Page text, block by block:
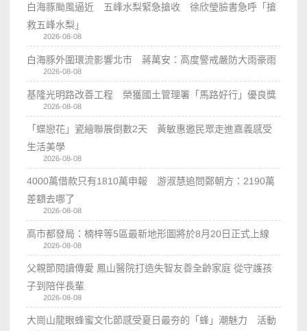
白海豚颱風逼近 五峰水梨緊急搶收 徐欣瑩臉書急呼「搶
救五峰水梨」
2026-08-08
白海豚外圍環流影響北市 蔣萬安：高度警戒嚴防大雨豪雨
2026-08-08
基隆光明路改善工程 榮獲國土管理署「馬路好行」優良獎
2026-08-08
「蝶戀花」瓷繪聯展倒數2天 黃敏惠邀民眾走進嘉義感受
生活美學
2026-08-08
4000萬借款只有1810萬申報 游淑慧追問鄭朝方：2190萬
差額去哪了
2026-08-08
高市都發局：楠梓等5區最新地形圖將於8月20日正式上線
2026-08-08
父親節閱讀傳愛 鳳山醫院打造失智友善全齡家庭 從守護孩
子到陪伴長輩
2026-08-08
大崗山龍眼蜂蜜文化節感受夏日最夯的「蜂」潮魅力 活動